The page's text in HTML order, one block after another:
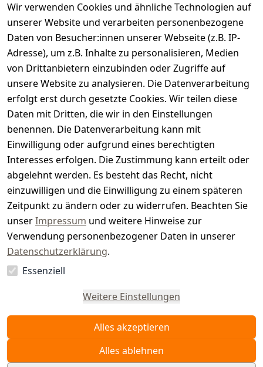
Wir verwenden Cookies und ähnliche Technologien auf
unserer Website und verarbeiten personenbezogene
Daten von Besucher:innen unserer Webseite (z.B. IP-
Adresse), um z.B. Inhalte zu personalisieren, Medien
von Drittanbietern einzubinden oder Zugriffe auf
unsere Website zu analysieren. Die Datenverarbeitung
erfolgt erst durch gesetzte Cookies. Wir teilen diese
Daten mit Dritten, die wir in den Einstellungen
benennen. Die Datenverarbeitung kann mit
Einwilligung oder aufgrund eines berechtigten
Interesses erfolgen. Die Zustimmung kann erteilt oder
abgelehnt werden. Es besteht das Recht, nicht
einzuwilligen und die Einwilligung zu einem späteren
Zeitpunkt zu ändern oder zu widerrufen. Beachten Sie
unserImpressum und weitere Hinweise zur
Verwendung personenbezogener Daten in unserer
Datenschutzerklärung.
Essenziell
Weitere Einstellungen
Alles akzeptieren
Alles ablehnen
d
m
e
i
s
r.
e
Vertrag
widerrufen